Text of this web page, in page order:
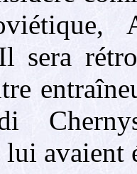
sera
lui avaient